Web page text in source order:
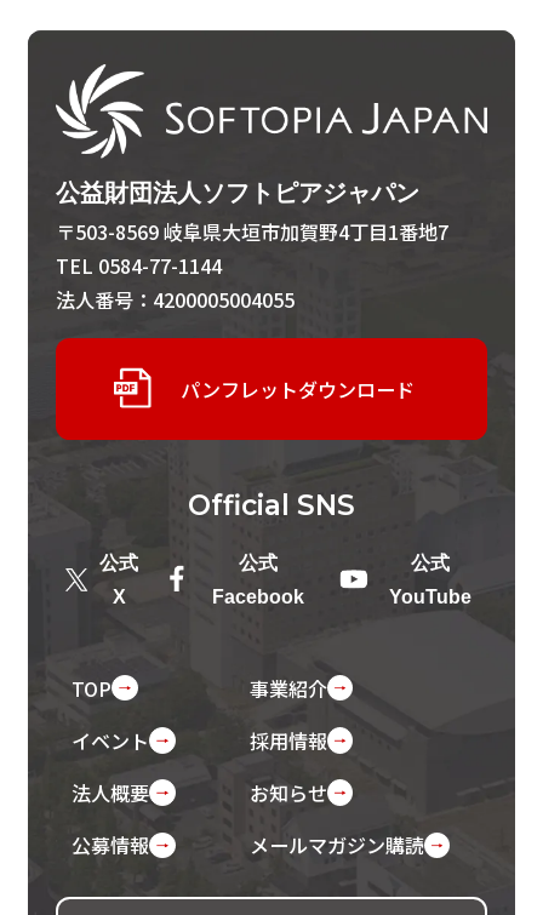
公益財団法人ソフトピアジャパン
〒503-8569 岐阜県大垣市加賀野4丁目1番地7
TEL 0584-77-1144
法人番号：4200005004055
パンフレットダウンロード
Official SNS
公式
X
公式
Facebook
公式
YouTube
TOP
事業紹介
イベント
採用情報
法人概要
お知らせ
公募情報
メールマガジン購読